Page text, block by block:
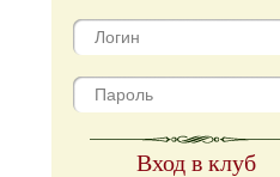
Вход в клуб